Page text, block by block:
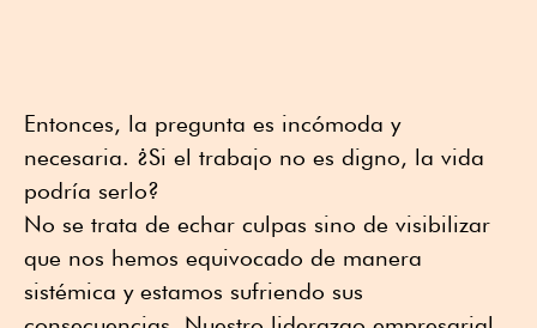
Entonces, la pregunta es incómoda y
necesaria. ¿Si el trabajo no es digno, la vida
podría serlo?
No se trata de echar culpas sino de visibilizar
que nos hemos equivocado de manera
sistémica y estamos sufriendo sus